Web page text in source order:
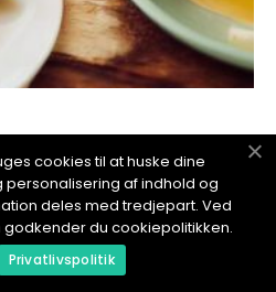
måltidstrend, der
fra morgenmad og
cookies til at huske dine
personalisering af indhold og
deles med tredjepart. Ved
du cookiepolitikken.
Privatlivspolitik